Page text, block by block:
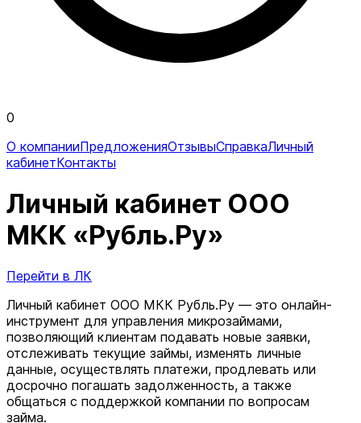
0
О компанииПредложенияОтзывыСправкаЛичный
кабинетКонтакты
Личный кабинет ООО
МКК «Рубль.Ру»
Перейти в ЛК
Личный кабинет ООО МКК Рубль.Ру — это онлайн-
инструмент для управления микрозаймами,
позволяющий клиентам подавать новые заявки,
отслеживать текущие займы, изменять личные
данные, осуществлять платежи, продлевать или
досрочно погашать задолженность, а также
общаться с поддержкой компании по вопросам
займа.